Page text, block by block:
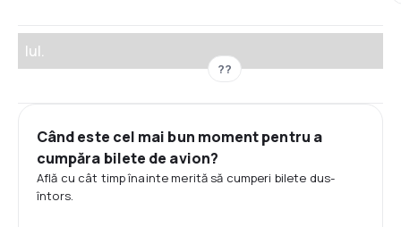
Iul.
??
Când este cel mai bun moment pentru a
cumpăra bilete de avion?
Află cu cât timp înainte merită să cumperi bilete dus-
întors.